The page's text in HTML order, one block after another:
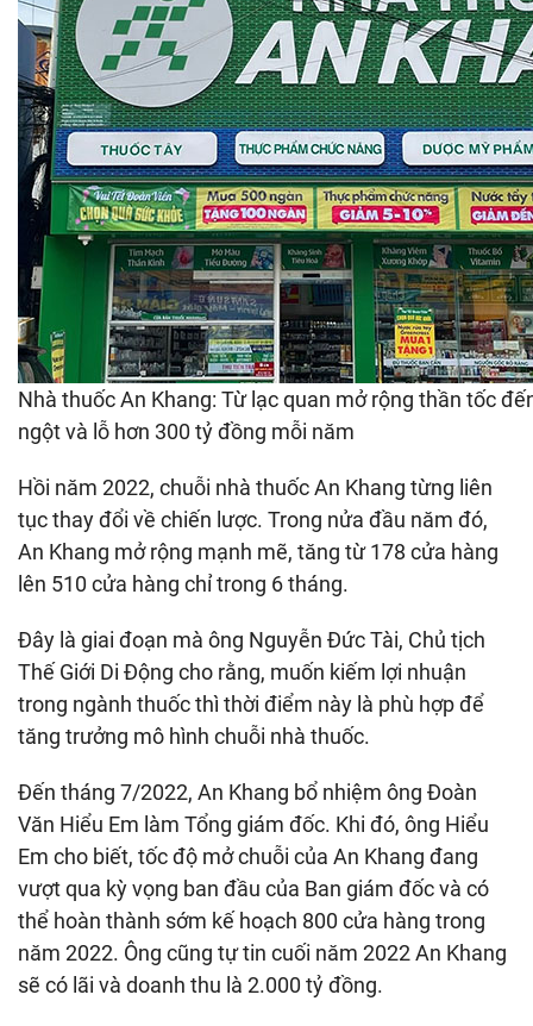
Nhà thuốc An Khang: Từ lạc quan mở rộng thần tốc
ngột và lỗ hơn 300 tỷ đồng mỗi năm
Hồi năm 2022, chuỗi nhà thuốc An Khang từng liên
tục thay đổi về chiến lược. Trong nửa đầu năm đó,
An Khang mở rộng mạnh mẽ, tăng từ 178 cửa hàng
lên 510 cửa hàng chỉ trong 6 tháng.
Đây là giai đoạn mà ông Nguyễn Đức Tài, Chủ tịch
Thế Giới Di Động cho rằng, muốn kiếm lợi nhuận
trong ngành thuốc thì thời điểm này là phù hợp để
tăng trưởng mô hình chuỗi nhà thuốc.
Đến tháng 7/2022, An Khang bổ nhiệm ông Đoàn
Văn Hiểu Em làm Tổng giám đốc. Khi đó, ông Hiểu
Em cho biết, tốc độ mở chuỗi của An Khang đang
vượt qua kỳ vọng ban đầu của Ban giám đốc và có
thể hoàn thành sớm kế hoạch 800 cửa hàng trong
năm 2022. Ông cũng tự tin cuối năm 2022 An Khang
sẽ có lãi và doanh thu là 2.000 tỷ đồng.